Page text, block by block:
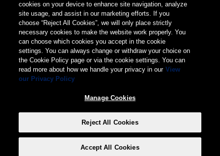
cookies on your device to enhance site navigation, analyze
site usage, and assist in our marketing efforts. If you
choose “Reject All Cookies”, we will only place strictly
necessary cookies to make the website work properly. You
can choose which cookies you accept in the cookie
settings. You can always change or withdraw your choice on
the Cookie Policy page or via the cookie settings. You can
read more about how we handle your privacy in our View
our Privacy Policy
Manage Cookies
Reject All Cookies
Accept All Cookies